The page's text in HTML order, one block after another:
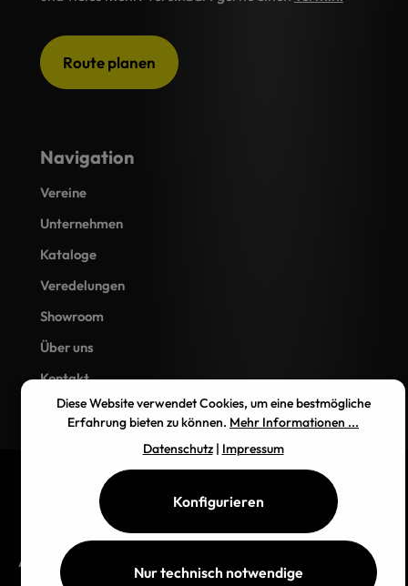
Navigation
Vereine
Unternehmen
Kataloge
Veredelungen
Showroom
Über uns
Kontakt
Route planen
AGB Impressum Versand
Diese Website verwendet Cookies, um eine bestmögliche
Erfahrung bieten zu können. Mehr Informationen ...
Datenschutz| Impressum
Nur technisch notwendige
Konfigurieren